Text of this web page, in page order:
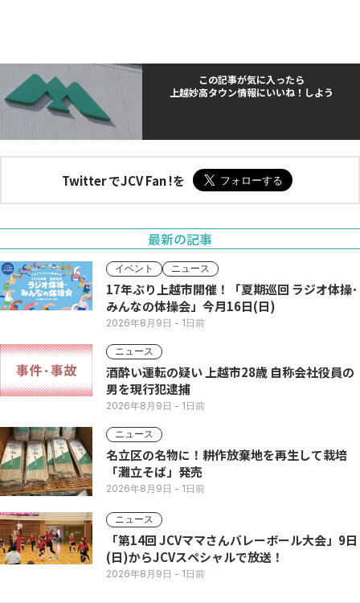
この記事が気に入ったら
上越妙高タウン情報にいいね！しよう
Twitter でJCV Fan !を
最新の記事
イベント ニュース
17年ぶり上越市開催！「夏期巡回 ラジオ体操･
みんなの体操会」今月16日(日)
2026年8月9日 - 1日前
ニュース
酒酔い運転の疑い 上越市28歳 自称会社役員の
男を現行犯逮捕
2026年8月9日 - 1日前
ニュース
名立区の名物に！耕作放棄地を再生して栽培
「灘立そば」発売
2026年8月9日 - 1日前
ニュース
「第14回 JCVママさんバレーボール大会」9日
(日)からJCVスペシャルで放送！
2026年8月9日 - 1日前